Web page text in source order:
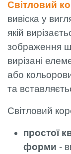
Світловий
вивіска у
якій
зображення
вирізані
або
та
Світловий
простої
форми -